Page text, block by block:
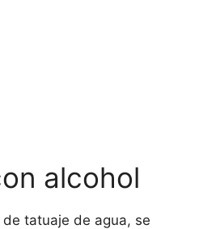
alcohol
tatuaje de agua, se